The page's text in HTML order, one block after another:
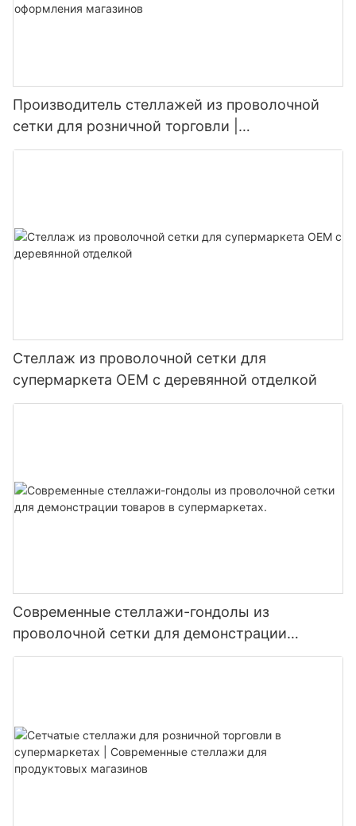
Производитель стеллажей из проволочной
сетки для розничной торговли |
Индивидуальные решения для оформления
Стеллаж из проволочной сетки для
супермаркета OEM с деревянной отделкой
Современные стеллажи-гондолы из
проволочной сетки для демонстрации
товаров в супермаркетах.